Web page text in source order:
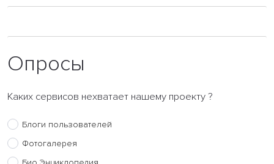
Опросы
Каких сервисов нехватает нашему проекту ?
Блоги пользователей
Фотогалерея